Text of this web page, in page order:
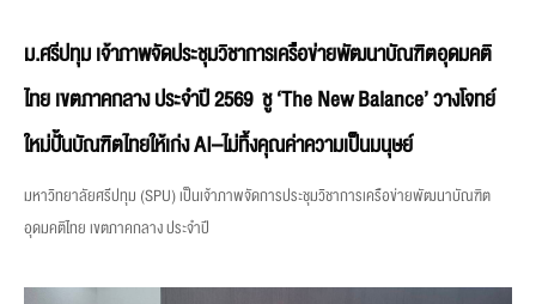
ม.ศรีปทุม เจ้าภาพจัดประชุมวิชาการเครือข่ายพัฒนาบัณฑิตอุดมคติ
ไทย เขตภาคกลาง ประจำปี 2569 ชู ‘The New Balance’ วางโจทย์
ใหม่ปั้นบัณฑิตไทยให้เก่ง AI–ไม่ทิ้งคุณค่าความเป็นมนุษย์
มหาวิทยาลัยศรีปทุม (SPU) เป็นเจ้าภาพจัดการประชุมวิชาการเครือข่ายพัฒนาบัณฑิต
อุดมคติไทย เขตภาคกลาง ประจำปี